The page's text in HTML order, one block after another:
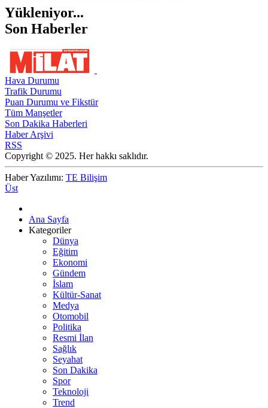
Yükleniyor...
Son Haberler
Hava Durumu
Trafik Durumu
Puan Durumu ve Fikstür
Tüm Manşetler
Son Dakika Haberleri
Haber Arşivi
RSS
Copyright © 2025. Her hakkı saklıdır.
Haber Yazılımı: TE Bilişim
Üst
Ana Sayfa
Kategoriler
Dünya
Eğitim
Ekonomi
Gündem
İslam
Kültür-Sanat
Medya
Otomobil
Politika
Resmi İlan
Sağlık
Seyahat
Son Dakika
Spor
Teknoloji
Trend